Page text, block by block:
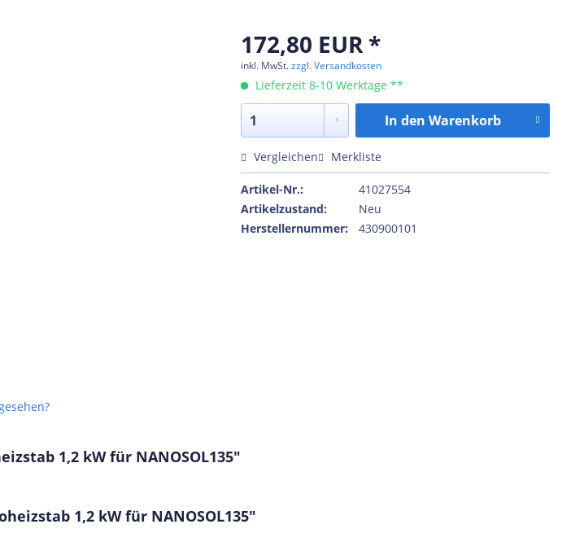
172,80 EUR *
inkl. MwSt.zzgl. Versandkosten
Lieferzeit 8-10 Werktage **
In den Warenkorb
Vergleichen Merkliste
Artikel-Nr.:
41027554
Artikelzustand:
Neu
Herstellernummer:
430900101
1,2 kW für NANOSOL135"
1,2 kW für NANOSOL135"